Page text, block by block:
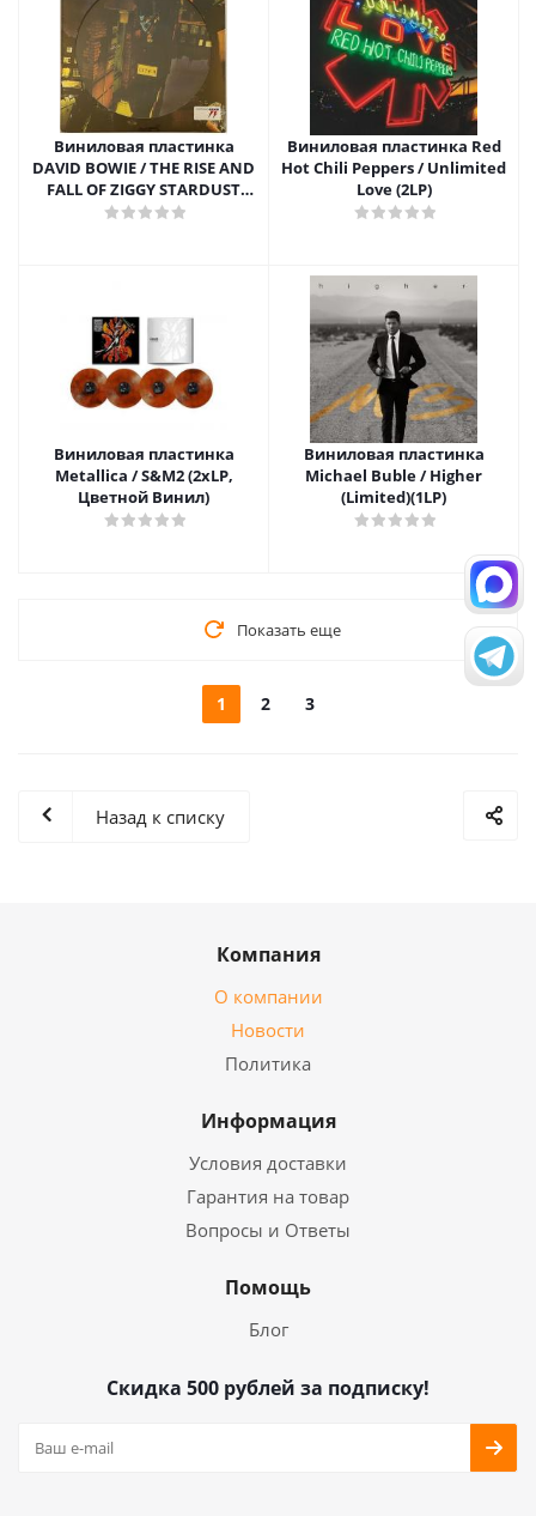
Виниловая пластинка
DAVID BOWIE / THE RISE AND
FALL OF ZIGGY STARDUST
AND THE SPIDERS FROM
Виниловая пластинка Red
Hot Chili Peppers / Unlimited
Love (2LP)
Виниловая пластинка
Metallica / S&M2 (2xLP,
Цветной Винил)
Виниловая пластинка
Michael Buble / Higher
(Limited)(1LP)
Показать еще
1 2 3
Назад к списку
Компания
О компании
Новости
Политика
Информация
Условия доставки
Гарантия на товар
Вопросы и Ответы
Помощь
Блог
Скидка 500 рублей за подписку!